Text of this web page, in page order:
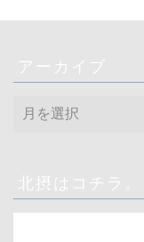
アーカイブ
ー
ブ 北摂はコチラ